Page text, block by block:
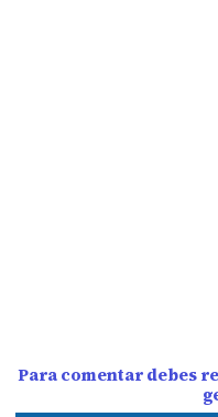
Para comentar debes